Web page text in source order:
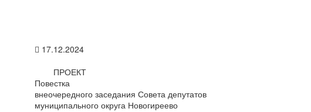
17.12.2024
ПРОЕКТ
Повестка
внеочередного заседания Совета депутатов
муниципального округа Новогиреево